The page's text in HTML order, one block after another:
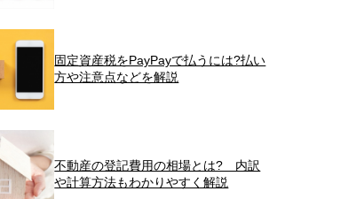
固定資産税をPayPayで払うには?払い
方や注意点などを解説
不動産の登記費用の相場とは? 内訳
や計算方法もわかりやすく解説